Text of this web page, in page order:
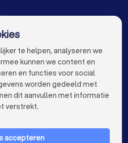
Advocaten in Nijmegen
Advocaten in Amersfoort
Advocaten in Den Bosch
Advocaten in Leiden
bij jou in de buurt
keyboard_arrow_down
te helpen, analyseren we
kunnen we content en
en functies voor social
worden gedeeld met
dit aanvullen met informatie
verstrekt.
accepteren